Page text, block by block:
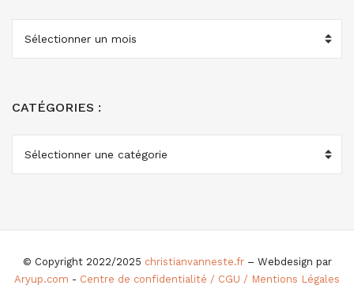
ARCHIVES
CATÉGORIES :
CATÉGORIES
© Copyright 2022/2025 christianvanneste.fr– Webdesign par
Aryup.com - Centre de confidentialité / CGU / Mentions Légales